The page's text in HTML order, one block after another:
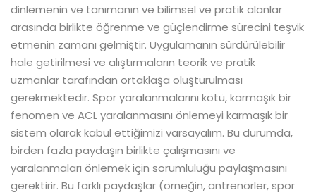
dinlemenin ve tanımanın ve bilimsel ve pratik alanlar
arasında birlikte öğrenme ve güçlendirme sürecini teşvik
etmenin zamanı gelmiştir. Uygulamanın sürdürülebilir
hale getirilmesi ve alıştırmaların teorik ve pratik
uzmanlar tarafından ortaklaşa oluşturulması
gerekmektedir. Spor yaralanmalarını kötü, karmaşık bir
fenomen ve ACL yaralanmasını önlemeyi karmaşık bir
sistem olarak kabul ettiğimizi varsayalım. Bu durumda,
birden fazla paydaşın birlikte çalışmasını ve
yaralanmaları önlemek için sorumluluğu paylaşmasını
gerektirir. Bu farklı paydaşlar (örneğin, antrenörler, spor